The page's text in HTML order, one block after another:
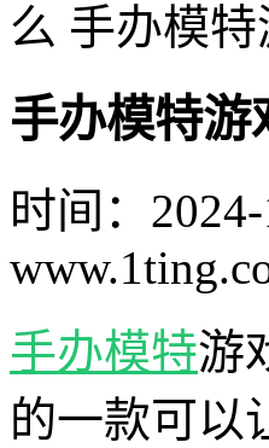
么 手办模
手办模特游
时间：
手办模特游
的一款可以